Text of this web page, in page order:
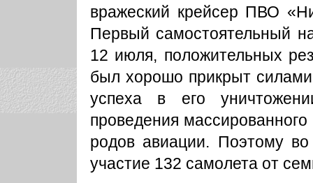
вражеский крейсер ПВО
Первый самостоятельный
12 июля, положительных
был хорошо прикрыт
успеха в его
проведения
родов авиации. Поэтому
участие 132 самолета от